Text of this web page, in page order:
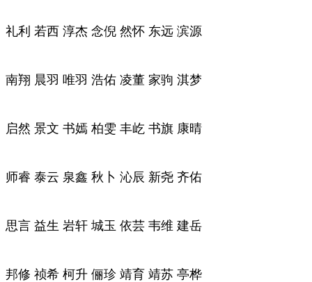
礼利 若西 淳杰 念倪 然怀 东远 滨源
南翔 晨羽 唯羽 浩佑 凌董 家驹 淇梦
启然 景文 书嫣 柏雯 丰屹 书旗 康晴
师睿 泰云 泉鑫 秋卜 沁辰 新尧 齐佑
思言 益生 岩轩 城玉 依芸 韦维 建岳
邦修 祯希 柯升 俪珍 靖育 靖苏 亭桦